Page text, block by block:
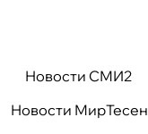
Новости СМИ2
Новости МирТесен